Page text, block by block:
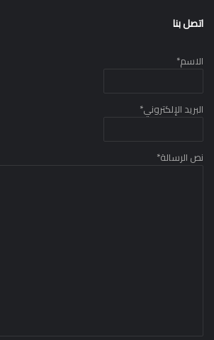
اتصل بنا
الاسم*
البريد الإلكتروني*
نص الرسالة*